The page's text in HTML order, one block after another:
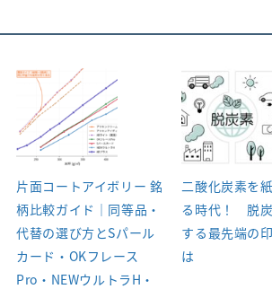
片面コートアイボリー 銘
柄比較ガイド｜同等品・
代替の選び方とSパール
カード・OKフレース
Pro・NEWウルトラH・
二酸化炭素を
る時代！ 脱
する最先端の
は